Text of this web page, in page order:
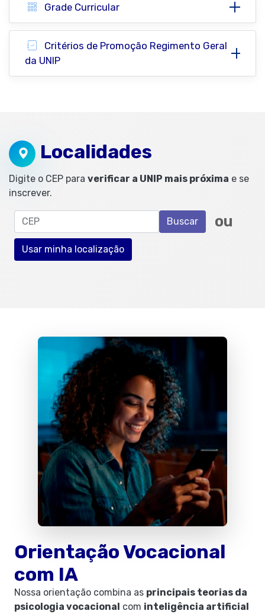
Grade Curricular
Critérios de Promoção Regimento Geral
da UNIP
Localidades
Digite o CEP para verificar a UNIP mais próxima e se
inscrever.
CEP Buscar ou
Usar minha localização
Orientação Vocacional
com IA
Nossa orientação combina as principais teorias da
psicologia vocacional com inteligência artificial